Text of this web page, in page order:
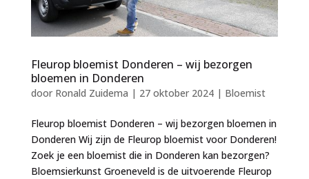
Fleurop bloemist Donderen – wij bezorgen
bloemen in Donderen
door Ronald Zuidema | 27 oktober 2024| Bloemist
Fleurop bloemist Donderen – wij bezorgen bloemen in
Donderen Wij zijn de Fleurop bloemist voor Donderen!
Zoek je een bloemist die in Donderen kan bezorgen?
Bloemsierkunst Groeneveld is de uitvoerende Fleurop